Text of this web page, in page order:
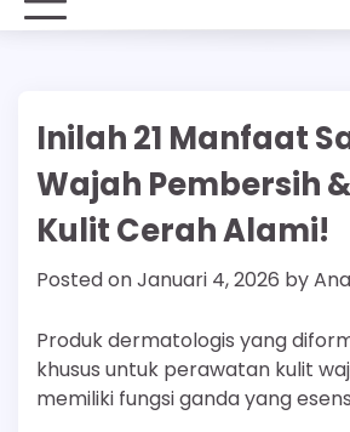
Inilah 21 Manfaat
Wajah Pembersih
Kulit Cerah Alami!
Posted onJanuari 4, 2026 by
Produk dermatologis yang
khusus untuk perawatan kulit
memiliki fungsi ganda yang